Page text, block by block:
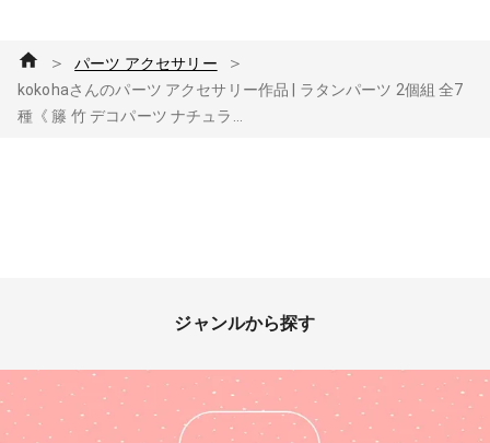
＞ パーツ アクセサリー ＞
kokohaさんのパーツ アクセサリー作品 | ラタンパーツ 2個組 全7
種《 籐 竹 デコパーツ ナチュラ...
ジャンルから探す